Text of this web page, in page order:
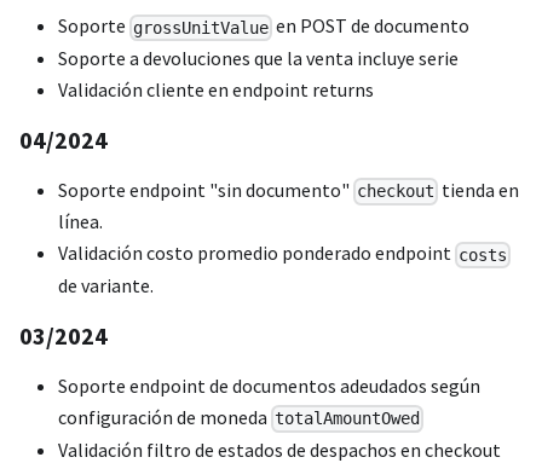
Soporte grossUnitValue en POST de documento
Soporte a devoluciones que la venta incluye serie
Validación cliente en endpoint returns
04/2024
Soporte endpoint "sin documento" checkout tienda en
línea.
Validación costo promedio ponderado endpoint costs
de variante.
03/2024
Soporte endpoint de documentos adeudados según
configuración de moneda totalAmountOwed
Validación filtro de estados de despachos en checkout